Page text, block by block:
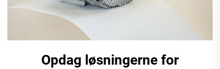
Opdag løsningerne for